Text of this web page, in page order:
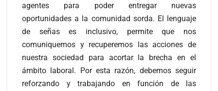
agentes para poder entregar nuevas
oportunidades a la comunidad sorda. El lenguaje
de señas es inclusivo, permite que nos
comuniquemos y recuperemos las acciones de
nuestra sociedad para acortar la brecha en el
ámbito laboral. Por esta razón, debemos seguir
reforzando y trabajando en función de las